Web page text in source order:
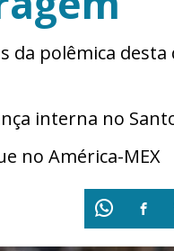
da polêmica desta
interna no
no América-MEX